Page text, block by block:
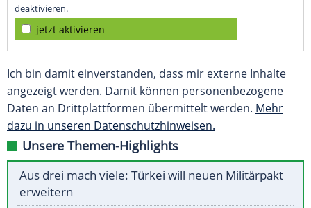
deaktivieren.
jetzt aktivieren
Ich bin damit einverstanden, dass mir externe Inhalte
angezeigt werden. Damit können personenbezogene
Daten an Drittplattformen übermittelt werden. Mehr
dazu in unseren Datenschutzhinweisen.
Unsere Themen-Highlights
Aus drei mach viele: Türkei will neuen Militärpakt
erweitern